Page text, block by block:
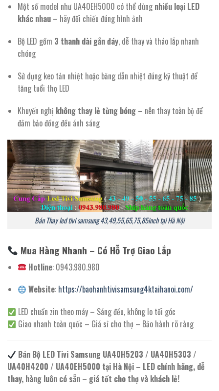
Một số model như UA40EH5000 có thể dùng nhiều loại LED
khác nhau– hãy đối chiếu đúng hình ảnh
Bộ LED gồm 3 thanh dài gắn đáy, dễ thay và tháo lắp nhanh
chóng
Sử dụng keo tản nhiệt hoặc băng dẫn nhiệt đúng kỹ thuật để
tăng tuổi thọ LED
Khuyến nghị không thay lẻ từng bóng– nên thay toàn bộ để
đảm bảo đồng đều ánh sáng
Bán Thay led tivi samsung 43,49,55,65,75,85inch tại Hà Nội
Mua Hàng Nhanh – Có Hỗ Trợ Giao Lắp
Hotline: 0943.980.980
Website: https://baohanhtivisamsung4ktaihanoi.com/
LED chuẩn zin theo máy – Sáng đều, không lo tối góc
Giao nhanh toàn quốc – Giá sỉ cho thợ – Bảo hành rõ ràng
Bán Bộ LED Tivi Samsung UA40H5203 / UA40H5303 /
UA40H4200 / UA40EH5000 tại Hà Nội – LED chính hãng, dễ
thay, hàng luôn có sẵn – giá tốt cho thợ và khách lẻ!